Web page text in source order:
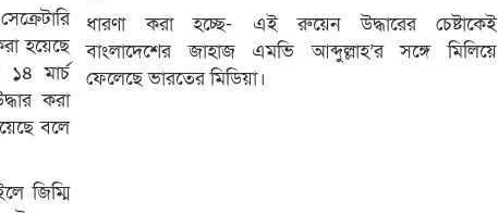
হয়েছে
মার্চ
করা
বলে
জিম্মি
ধারণা করা হচ্ছে- এই রুয়েন উদ্ধারের চেষ্টাকেই
বাংলাদেশের জাহাজ এমভি আব্দুল্লাহ’র সঙ্গে মিলিয়ে
ফেলেছে ভারতের মিডিয়া।